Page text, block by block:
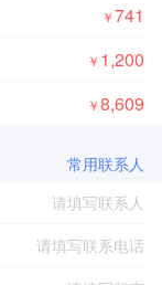
￥741
￥ 1,200
￥8,609
常用联系人